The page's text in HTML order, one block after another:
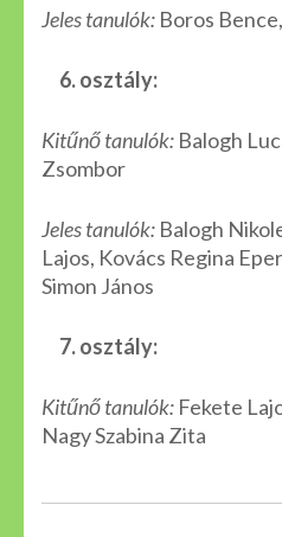
Jeles tanulók: Boros
6. osztály:
Kitűnő tanulók: Balogh
Zsombor
Jeles tanulók: Balogh
Lajos, Kovács Regina
Simon János
7. osztály:
Kitűnő tanulók: Fekete
Nagy Szabina Zita